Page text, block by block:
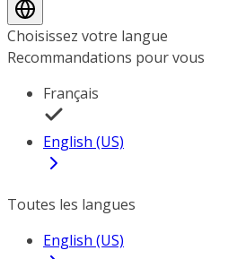
Choisissez votre langue
Recommandations pour vous
Français
English (US)
Toutes les langues
English (US)